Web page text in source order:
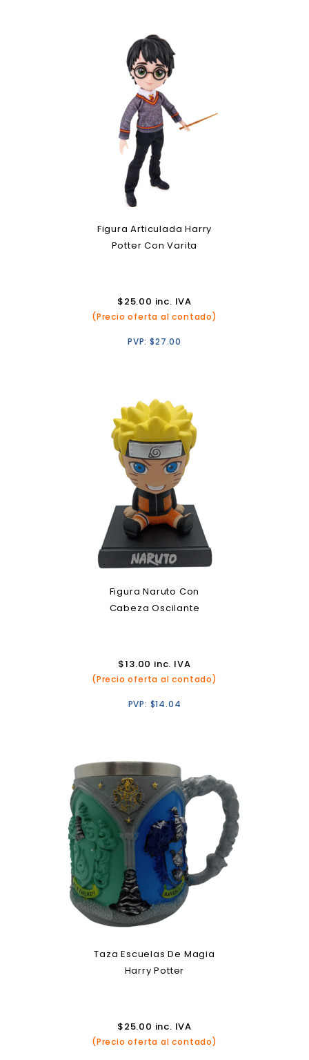
Figura Articulada Harry
Potter Con Varita
$25.00 inc. IVA
(Precio oferta al contado)
PVP:$27.00
Figura Naruto Con
Cabeza Oscilante
$13.00 inc. IVA
(Precio oferta al contado)
PVP: $14.04
Taza Escuelas De Magia
Harry Potter
$25.00 inc. IVA
(Precio oferta al contado)